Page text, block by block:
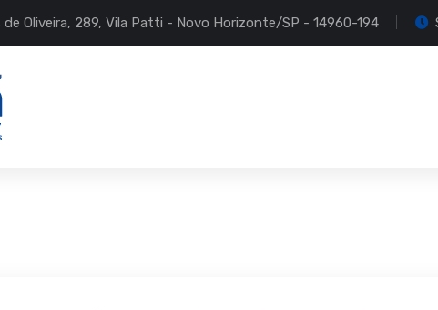
de Oliveira, 289, Vila Patti - Novo Horizonte/SP - 14960-194